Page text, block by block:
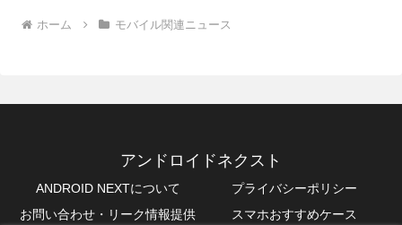
ホーム モバイル関連ニュース
アンドロイドネクスト
ANDROID NEXTについて
プライバシーポリシー
お問い合わせ・リーク情報提供
スマホおすすめケース